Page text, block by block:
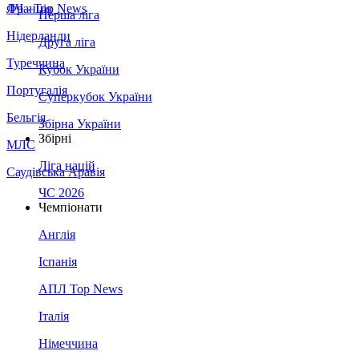
Франція
Нідерланди
Туреччина
Португалія
Бельгія
МЛС
Саудівська Аравія
ЛЧ - Top News
Перша ліга
Друга ліга
Кубок України
Суперкубок України
Збірна України
Збірні
Ліга націй
ЧС 2026
Чемпіонати
Англія
Іспанія
АПЛ Top News
Італія
Німеччина